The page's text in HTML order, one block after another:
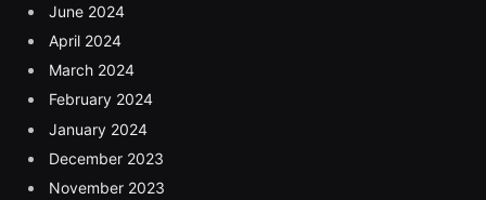
June 2024
April 2024
March 2024
February 2024
January 2024
December 2023
November 2023